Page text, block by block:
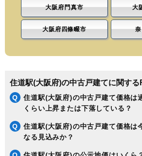
大阪府門真市 大
大阪府四條畷市
住道駅(大阪府)の中古戸建てに関する
Q
住道駅(大阪府)の中古戸建て価格は
くらい上昇または下落している？
Q
住道駅(大阪府)の中古戸建て価格は
なる見込みか？